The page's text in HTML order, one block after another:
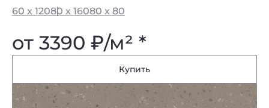
60 x 12080 x 16080 x 80
от 3390 ₽/м² *
Купить